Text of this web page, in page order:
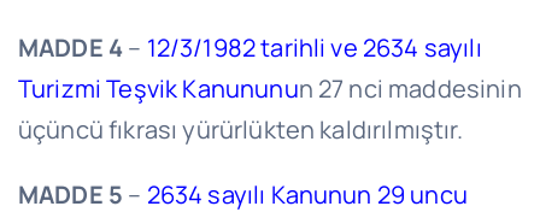
MADDE 4– 12/3/1982 tarihli ve 2634 sayılı
Turizmi Teşvik Kanununun 27 nci maddesinin
üçüncü fıkrası yürürlükten kaldırılmıştır.
MADDE 5 – 2634 sayılı Kanunun 29 uncu